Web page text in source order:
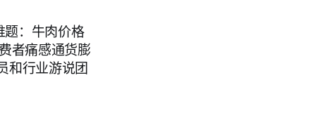
题：牛肉价格
者痛感通货膨
和行业游说团